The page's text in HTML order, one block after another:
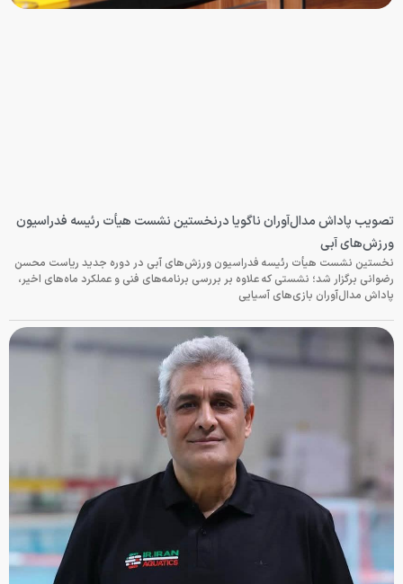
تصویب پاداش مدال‌آوران ناگویا درنخستین نشست هیأت رئیسه فدراسیون
ورزش‌های آبی
نخستین نشست هیأت رئیسه فدراسیون ورزش‌های آبی در دوره جدید ریاست محسن
رضوانی برگزار شد؛ نشستی که علاوه بر بررسی برنامه‌های فنی و عملکرد ماه‌های اخیر،
پاداش مدال‌آوران بازی‌های آسیایی